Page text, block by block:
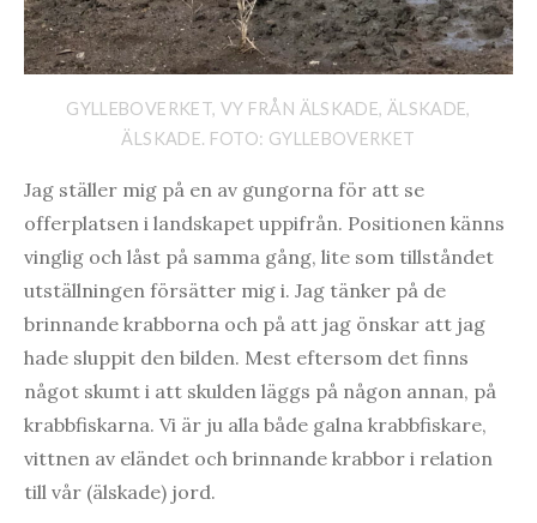
GYLLEBOVERKET, VY FRÅN ÄLSKADE, ÄLSKADE,
ÄLSKADE. FOTO: GYLLEBOVERKET
Jag ställer mig på en av gungorna för att se
offerplatsen i landskapet uppifrån. Positionen känns
vinglig och låst på samma gång, lite som tillståndet
utställningen försätter mig i. Jag tänker på de
brinnande krabborna och på att jag önskar att jag
hade sluppit den bilden. Mest eftersom det finns
något skumt i att skulden läggs på någon annan, på
krabbfiskarna. Vi är ju alla både galna krabbfiskare,
vittnen av eländet och brinnande krabbor i relation
till vår (älskade) jord.